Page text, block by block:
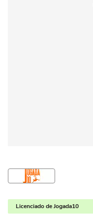
Licenciado de Jogada10